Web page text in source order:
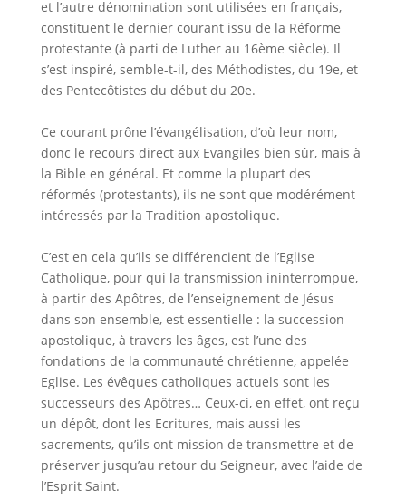
et l’autre dénomination sont utilisées en français,
constituent le dernier courant issu de la Réforme
protestante (à parti de Luther au 16ème siècle). Il
s’est inspiré, semble-t-il, des Méthodistes, du 19e, et
des Pentecôtistes du début du 20e.
Ce courant prône l’évangélisation, d’où leur nom,
donc le recours direct aux Evangiles bien sûr, mais à
la Bible en général. Et comme la plupart des
réformés (protestants), ils ne sont que modérément
intéressés par la Tradition apostolique.
C’est en cela qu’ils se différencient de l’Eglise
Catholique, pour qui la transmission ininterrompue,
à partir des Apôtres, de l’enseignement de Jésus
dans son ensemble, est essentielle : la succession
apostolique, à travers les âges, est l’une des
fondations de la communauté chrétienne, appelée
Eglise. Les évêques catholiques actuels sont les
successeurs des Apôtres… Ceux-ci, en effet, ont reçu
un dépôt, dont les Ecritures, mais aussi les
sacrements, qu’ils ont mission de transmettre et de
préserver jusqu’au retour du Seigneur, avec l’aide de
l’Esprit Saint.